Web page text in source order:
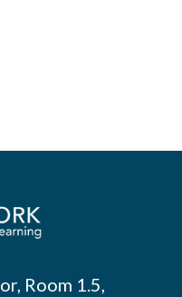
Room 1.5,